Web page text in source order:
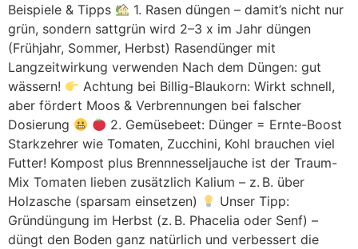
Beispiele & Tipps
1. Rasen düngen – damit’s nicht nur
grün, sondern sattgrün wird 2–3 x im Jahr düngen
(Frühjahr, Sommer, Herbst) Rasendünger mit
Langzeitwirkung verwenden Nach dem Düngen: gut
wässern!
Achtung bei Billig-Blaukorn: Wirkt schnell,
aber fördert Moos & Verbrennungen bei falscher
Dosierung
2. Gemüsebeet: Dünger = Ernte-Boost
Starkzehrer wie Tomaten, Zucchini, Kohl brauchen viel
Futter! Kompost plus Brennnesseljauche ist der Traum-
Mix Tomaten lieben zusätzlich Kalium – z. B. über
Holzasche (sparsam einsetzen)
Unser Tipp:
Gründüngung im Herbst (z. B. Phacelia oder Senf) –
düngt den Boden ganz natürlich und verbessert die